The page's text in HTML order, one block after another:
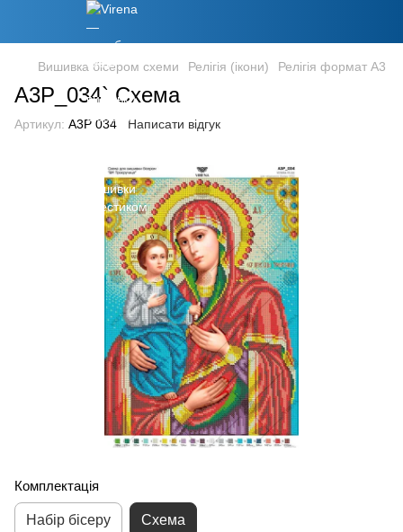
Вишивка бісером схеми Релігія (ікони) Релігія формат А3
А3Р_034` Схема
Артикул: А3Р 034 Написати відгук
Комплектація
Набір бісеру Схема